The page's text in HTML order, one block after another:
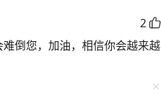
2
倒您，加油，相信你会越来越